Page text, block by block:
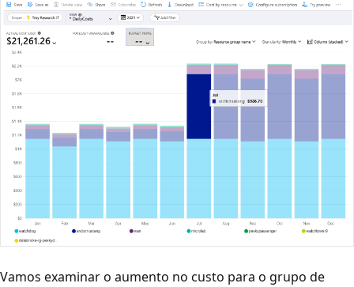
Vamos examinar o aumento no custo para o grupo de